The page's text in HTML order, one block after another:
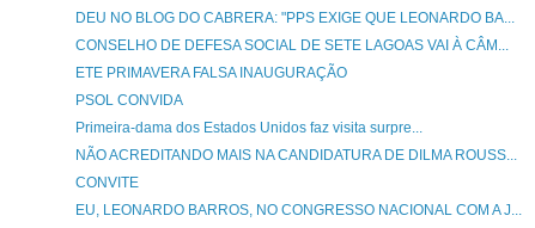
DEU NO BLOG DO CABRERA: "PPS EXIGE QUE LEONARDO BA...
CONSELHO DE DEFESA SOCIAL DE SETE LAGOAS VAI À CÂM...
ETE PRIMAVERA FALSA INAUGURAÇÃO
PSOL CONVIDA
Primeira-dama dos Estados Unidos faz visita surpre...
NÃO ACREDITANDO MAIS NA CANDIDATURA DE DILMA ROUSS...
CONVITE
EU, LEONARDO BARROS, NO CONGRESSO NACIONAL COM A J...